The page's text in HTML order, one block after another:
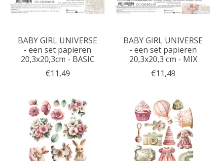
BABY GIRL UNIVERSE
- een set papieren
20,3x20,3cm - BASIC
€11,49
BABY GIRL UNIVERSE
- een set papieren
20,3x20,3 cm - MIX
€11,49